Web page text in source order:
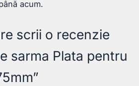
acum.
scrii o recenzie
sarma Plata pentru